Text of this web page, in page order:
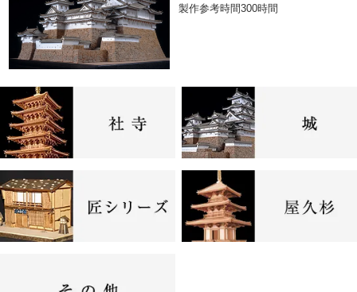
製作参考時間300時間